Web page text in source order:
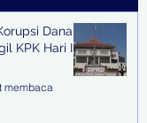
Dana
KPK Hari Ini
membaca